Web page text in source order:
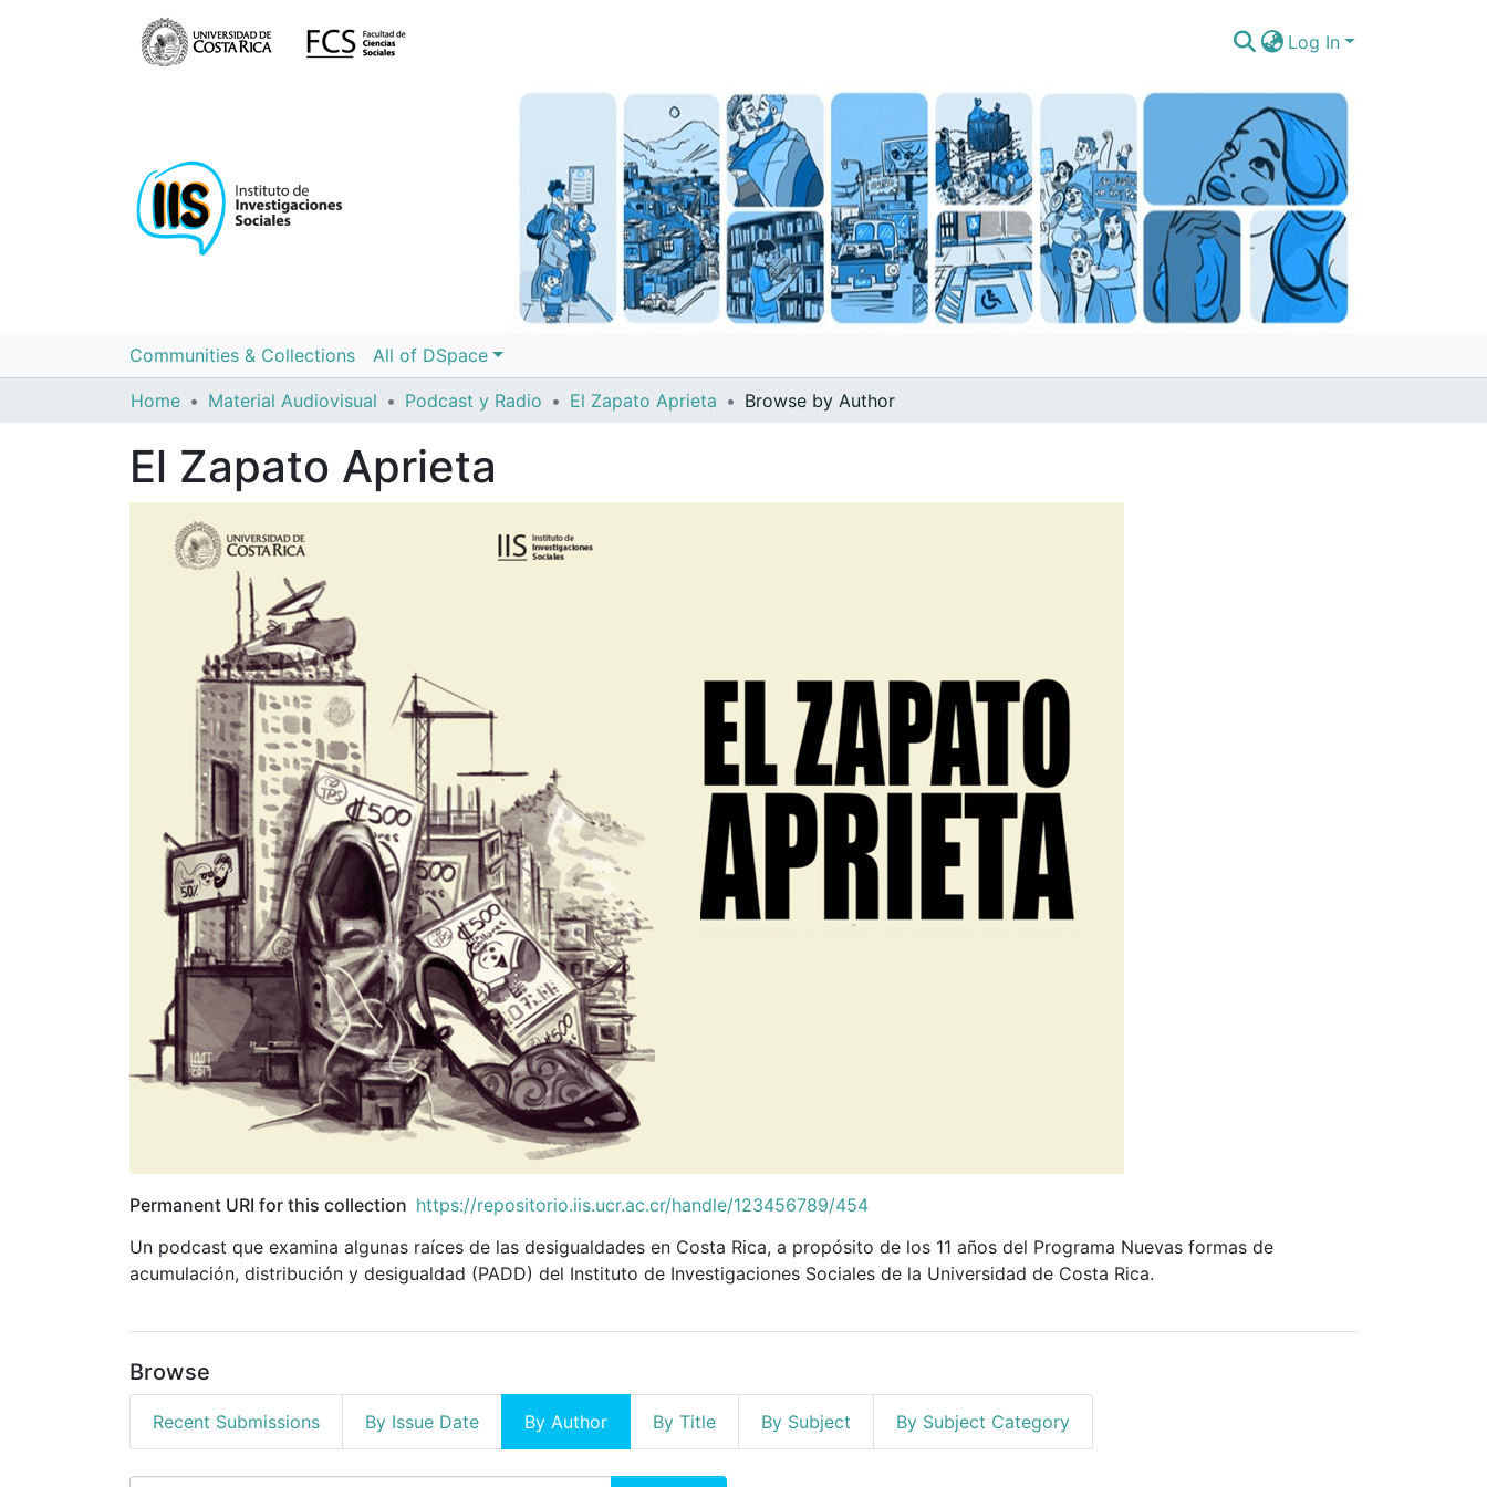
Log In
Communities & Collections All of DSpace
Home Material Audiovisual Podcast y Radio El Zapato Aprieta Browse by Author
El Zapato Aprieta
Permanent URI for this collection https://repositorio.iis.ucr.ac.cr/handle/123456789/454
Un podcast que examina algunas raíces de las desigualdades en Costa Rica, a propósito de los 11 años del Programa Nuevas formas de
acumulación, distribución y desigualdad (PADD) del Instituto de Investigaciones Sociales de la Universidad de Costa Rica.
Browse
Recent Submissions By Issue Date By Author By Title By Subject By Subject Category